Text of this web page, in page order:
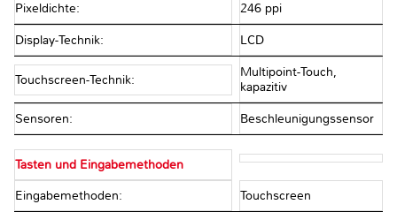
Pixeldichte: 246 ppi
Display-Technik: LCD
Touchscreen-Technik:
Multipoint-Touch,
kapazitiv
Sensoren: Beschleunigungssensor
Tasten und Eingabemethoden
Eingabemethoden: Touchscreen